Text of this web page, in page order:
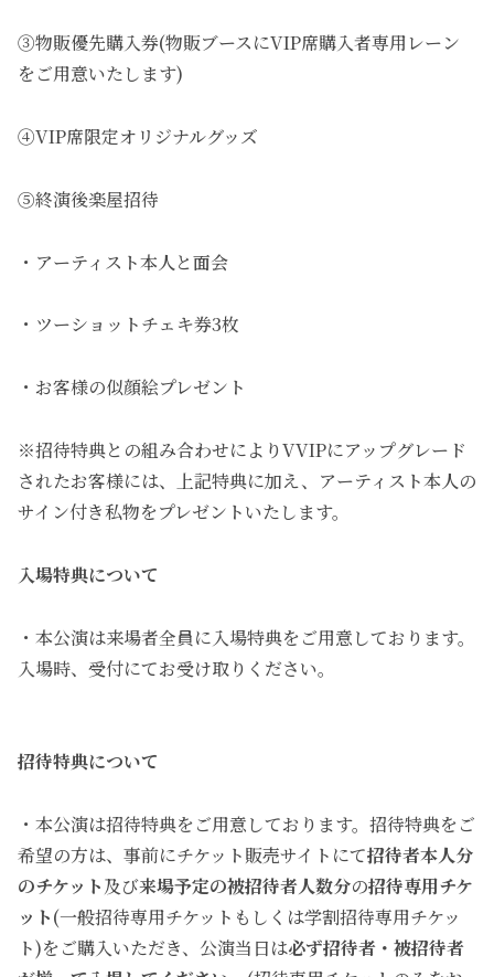
③物販優先購入券(物販ブースにVIP席購入者専用レーン
をご用意いたします)
④VIP席限定オリジナルグッズ
⑤終演後楽屋招待
・アーティスト本人と面会
・ツーショットチェキ券3枚
・お客様の似顔絵プレゼント
※招待特典との組み合わせによりVVIPにアップグレード
されたお客様には、上記特典に加え、アーティスト本人の
サイン付き私物をプレゼントいたします。
入場特典について
・本公演は来場者全員に入場特典をご用意しております。
入場時、受付にてお受け取りください。
招待特典について
・本公演は招待特典をご用意しております。招待特典をご
希望の方は、事前にチケット販売サイトにて招待者本人分
のチケット及び来場予定の被招待者人数分の招待専用チケ
ット(一般招待専用チケットもしくは学割招待専用チケッ
ト)をご購入いただき、公演当日は必ず招待者・被招待者